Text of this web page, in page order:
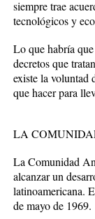
siempre trae
tecnológicos y
Lo que habría
decretos que
existe la voluntad
que hacer para
LA
La Comunidad
alcanzar un
latinoamericana.
de mayo de 1969.